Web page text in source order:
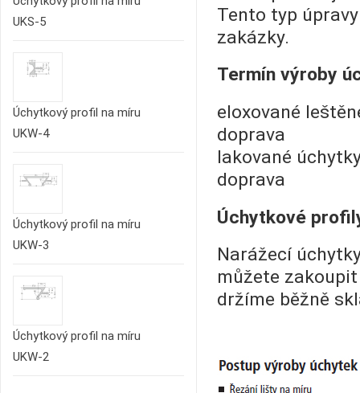
UKS-5
Úchytkový profil na míru
UKW-4
Úchytkový profil na míru
UKW-3
Úchytkový profil na míru
UKW-2
Tento typ
zakázky.
Termín výroby
eloxované
doprava
lakované
doprava
Úchytkové
Narážecí
můžete
držíme běžně